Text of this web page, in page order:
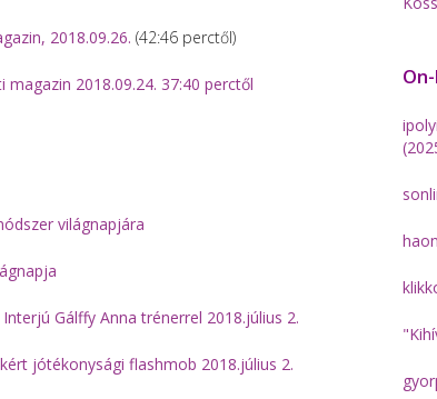
2018.09.26. (42:46 perctől)
2018.09.24. 37:40 perctől
világnapjára
Gálffy Anna trénerrel 2018.július 2.
jótékonysági flashmob 2018.július 2.